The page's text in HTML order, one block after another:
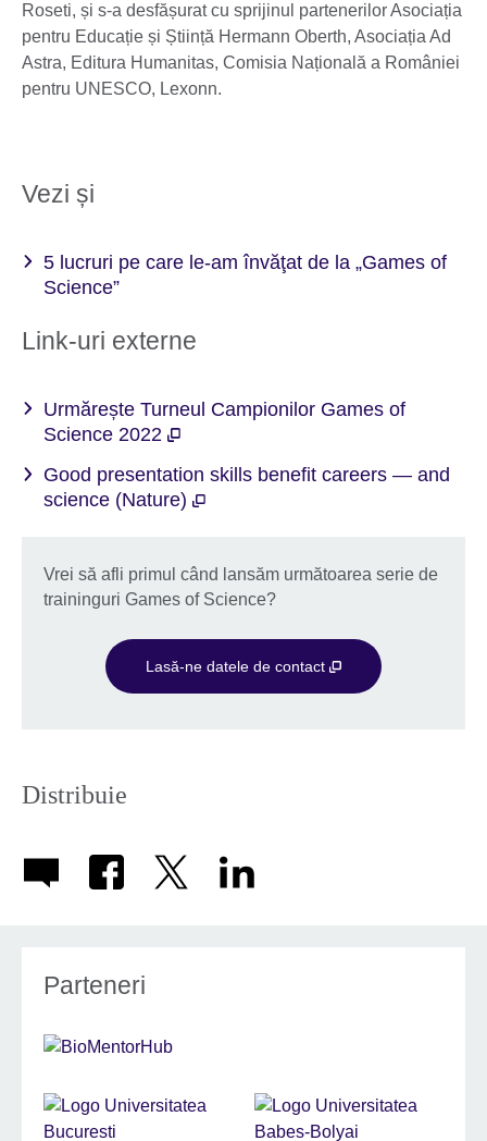
Roseti, și s-a desfășurat cu sprijinul partenerilor Asociația
pentru Educație și Știință Hermann Oberth, Asociația Ad
Astra, Editura Humanitas, Comisia Națională a României
pentru UNESCO, Lexonn.
Vezi și
5 lucruri pe care le-am învăţat de la „Games of
Science”
Link-uri externe
Urmărește Turneul Campionilor Games of
Science 2022
Good presentation skills benefit careers — and
science (Nature)
Vrei să afli primul când lansăm următoarea serie de
traininguri Games of Science?
Lasă-ne datele de contact
Distribuie
Parteneri